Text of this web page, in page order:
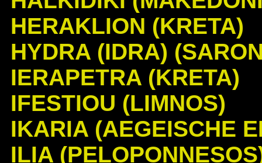
HERAKLION (KRETA)
HYDRA (IDRA)
IERAPETRA (KRETA)
IFESTIOU (LIMNOS)
IKARIA (AEGEISCHE
ILIA